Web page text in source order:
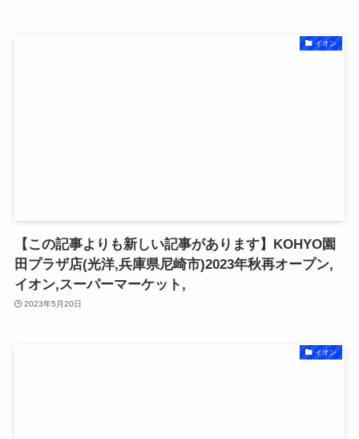
イオン
【この記事よりも新しい記事があります】KOHYO園
田プラザ店(光洋,兵庫県尼崎市)2023年秋再オープン,
イオン,スーパーマーケット,
2023年5月20日
イオン